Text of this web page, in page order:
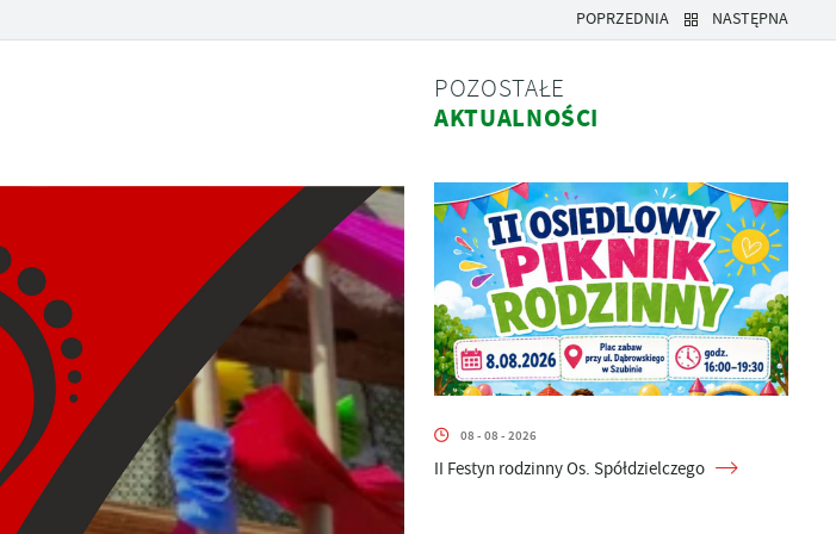
POPRZEDNIA NASTĘPNA
POZOSTAŁE
AKTUALNOŚCI
08 - 08 - 2026
II Festyn rodzinny Os. Spółdzielczego